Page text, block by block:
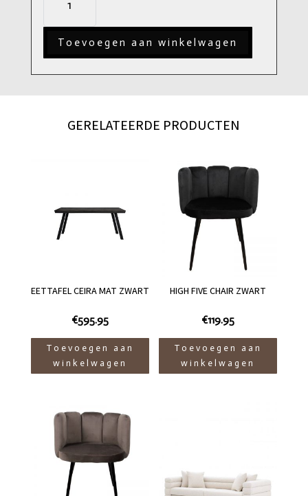
Salontafel
Tomasso
aantal
Toevoegen aan winkelwagen
GERELATEERDE PRODUCTEN
EETTAFEL CEIRA MAT ZWART
€595.95
Toevoegen aan
winkelwagen
HIGH FIVE CHAIR ZWART
€119.95
Toevoegen aan
winkelwagen